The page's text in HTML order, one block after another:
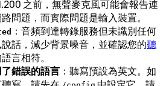
之前，無聲麥克風可能會報告連
問題，而實際問題是輸入裝置。
：音頻到達轉錄服務但未識別任何
話，減少背景噪音，並確認您的聽
言相符。
錯誤的語言 ：聽寫預設為英文。如